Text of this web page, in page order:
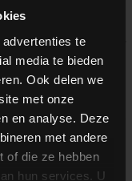
te
media te bieden
Ook delen we
met onze
en analyse. Deze
met andere
of die ze hebben
hun services. U
nutzen wir unser
aus. Das Dosieren
kleinere Mengen
sorgt für einen hohen
Fortan wird die
wodurch die Anzahl